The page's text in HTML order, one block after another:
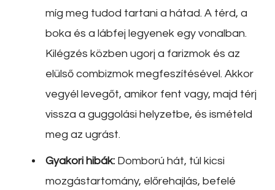
míg meg tudod tartani a hátad. A térd, a
boka és a lábfej legyenek egy vonalban.
Kilégzés közben ugorj a farizmok és az
elülső combizmok megfeszítésével. Akkor
vegyél levegőt, amikor fent vagy, majd térj
vissza a guggolási helyzetbe, és ismételd
meg az ugrást.
Gyakori hibák: Domború hát, túl kicsi
mozgástartomány, előrehajlás, befelé